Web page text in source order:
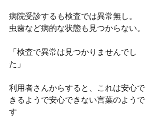
病院受診するも検査では異常無し。
虫歯など病的な状態も見つからない。
「検査で異常は見つかりませんでし
た」
利用者さんからすると、これは安心で
きるようで安心できない言葉のようで
す